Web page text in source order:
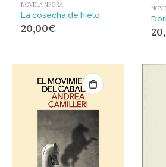
NOVELA NEGRA
La cosecha de hielo
20,00€